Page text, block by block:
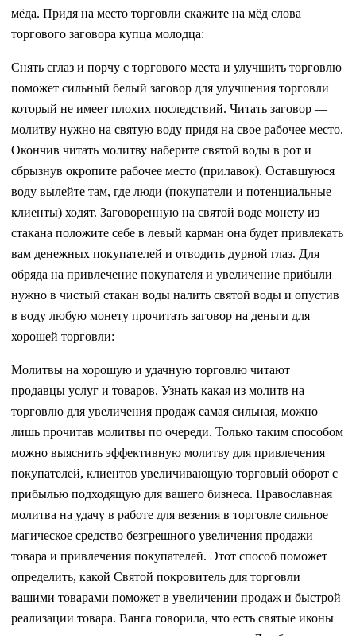
мёда. Придя на место торговли скажите на мёд слова
торгового заговора купца молодца:
Снять сглаз и порчу с торгового места и улучшить торговлю
поможет сильный белый заговор для улучшения торговли
который не имеет плохих последствий. Читать заговор —
молитву нужно на святую воду придя на свое рабочее место.
Окончив читать молитву наберите святой воды в рот и
сбрызнув окропите рабочее место (прилавок). Оставшуюся
воду вылейте там, где люди (покупатели и потенциальные
клиенты) ходят. Заговоренную на святой воде монету из
стакана положите себе в левый карман она будет привлекать
вам денежных покупателей и отводить дурной глаз. Для
обряда на привлечение покупателя и увеличение прибыли
нужно в чистый стакан воды налить святой воды и опустив
в воду любую монету прочитать заговор на деньги для
хорошей торговли:
Молитвы на хорошую и удачную торговлю читают
продавцы услуг и товаров. Узнать какая из молитв на
торговлю для увеличения продаж самая сильная, можно
лишь прочитав молитвы по очереди. Только таким способом
можно выяснить эффективную молитву для привлечения
покупателей, клиентов увеличивающую торговый оборот с
прибылью подходящую для вашего бизнеса. Православная
молитва на удачу в работе для везения в торговле сильное
магическое средство безгрешного увеличения продажи
товара и привлечения покупателей. Этот способ поможет
определить, какой Святой покровитель для торговли
вашими товарами поможет в увеличении продаж и быстрой
реализации товара. Ванга говорила, что есть святые иконы